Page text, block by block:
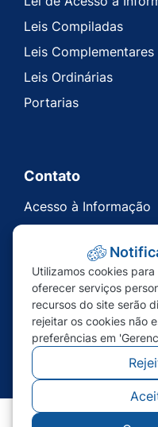
Leis Compiladas
Leis Complementares
Leis Ordinárias
Portarias
Contato
Acesso à Informação
Carta de Serviços
Telefones Úteis
Utilizamos cookies
oferecer serviços
recursos do site serão
rejeitar os cookies não
preferências em